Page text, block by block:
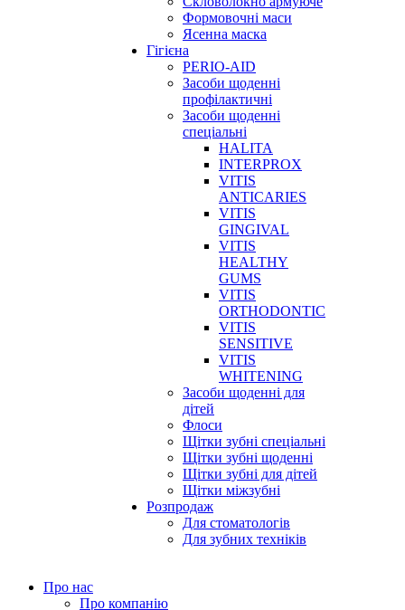
Формовочні маси
Ясенна маска
Гігієна
PERIO-AID
Засоби щоденні
профілактичні
Засоби щоденні
спеціальні
HALITA
INTERPROX
VITIS
ANTICARIES
VITIS
GINGIVAL
VITIS
HEALTHY
GUMS
VITIS
ORTHODONTIC
VITIS
SENSITIVE
VITIS
WHITENING
Засоби щоденні для
дітей
Флоси
Щітки зубні спеціальні
Щітки зубні щоденні
Щітки зубні для дітей
Щітки міжзубні
Розпродаж
Для стоматологів
Для зубних техніків
Про нас
Про компанію